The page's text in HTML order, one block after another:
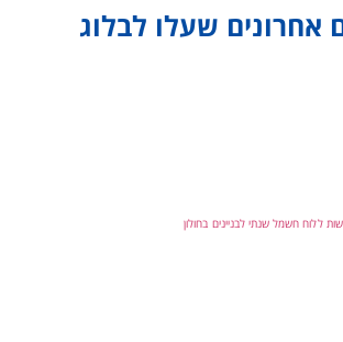
אחרונים שעלו לבלוג